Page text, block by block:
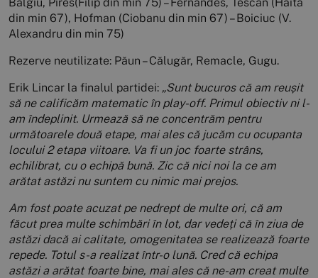
din min 67), Hofman (Ciobanu din min 67) – Boiciuc (V.
Alexandru din min 75)
Rezerve neutilizate: Păun – Călugăr, Remacle, Gugu.
Erik Lincar la finalul partidei: „Sunt bucuros că am reușit
să ne calificăm matematic în play-off. Primul obiectiv ni l-
am îndeplinit. Urmează să ne concentrăm pentru
următoarele două etape, mai ales că jucăm cu ocupanta
locului 2 etapa viitoare. Va fi un joc foarte strâns,
echilibrat, cu o echipă bună. Zic că nici noi la ce am
arătat astăzi nu suntem cu nimic mai prejos.
Am fost poate acuzat pe nedrept de multe ori, că am
făcut prea multe schimbări în lot, dar vedeți că în ziua de
astăzi dacă ai calitate, omogenitatea se realizează foarte
repede. Totul s-a realizat într-o lună. Cred că echipa
astăzi a arătat foarte bine, mai ales că ne-am creat multe